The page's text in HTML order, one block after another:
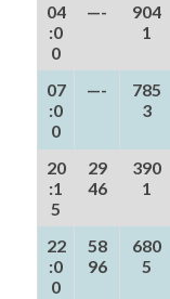
04
:0
0
—-
904
1
07
:0
0
—-
785
3
20
:1
5
29
46
390
1
22
:0
0
58
96
680
5